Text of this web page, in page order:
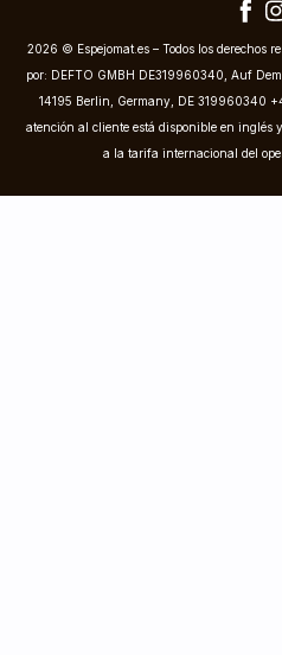
2026 © Espejomat.es – Todos los derechos
por: DEFTO GMBH DE319960340, Auf
14195 Berlin, Germany, DE 319960340
atención al cliente está disponible en inglés
a la tarifa internacional del